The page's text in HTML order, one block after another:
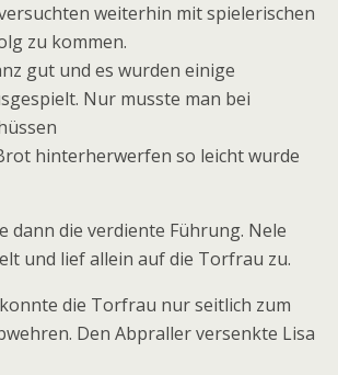
weiterhin mit spielerischen
zu kommen.
gut und es wurden einige
Nur musste man bei
hinterherwerfen so leicht wurde
dann die verdiente Führung. Nele
und lief allein auf die Torfrau zu.
die Torfrau nur seitlich zum
Den Abpraller versenkte Lisa